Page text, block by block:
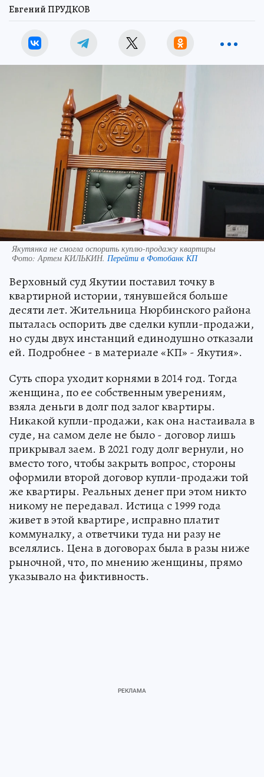
Евгений ПРУДКОВ
Якутянка не смогла оспорить куплю-продажу квартиры
Фото:Артем КИЛЬКИН. Перейти в Фотобанк КП
Верховный суд Якутии поставил точку в
квартирной истории, тянувшейся больше
десяти лет. Жительница Нюрбинского района
пыталась оспорить две сделки купли-продажи,
но суды двух инстанций единодушно отказали
ей. Подробнее - в материале «КП» - Якутия».
Суть спора уходит корнями в 2014 год. Тогда
женщина, по ее собственным уверениям,
взяла деньги в долг под залог квартиры.
Никакой купли-продажи, как она настаивала в
суде, на самом деле не было - договор лишь
прикрывал заем. В 2021 году долг вернули, но
вместо того, чтобы закрыть вопрос, стороны
оформили второй договор купли-продажи той
же квартиры. Реальных денег при этом никто
никому не передавал. Истица с 1999 года
живет в этой квартире, исправно платит
коммуналку, а ответчики туда ни разу не
вселялись. Цена в договорах была в разы ниже
рыночной, что, по мнению женщины, прямо
указывало на фиктивность.